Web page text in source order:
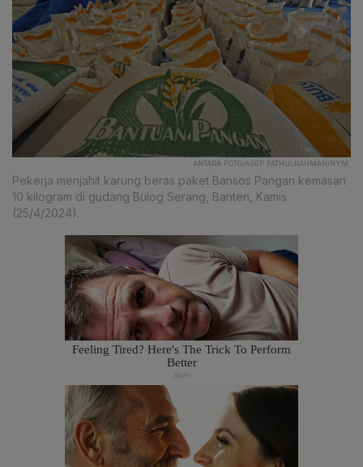
ANTARA FOTO/ASEP FATHULRAHMAN/NYM.
Pekerja menjahit karung beras paket Bansos Pangan kemasan
10 kilogram di gudang Bulog Serang, Banten, Kamis
(25/4/2024).